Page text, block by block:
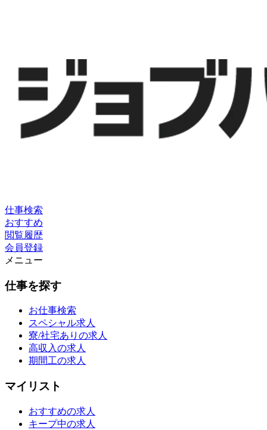
仕事検索
おすすめ
閲覧履歴
会員登録
メニュー
仕事を探す
お仕事検索
スペシャル求人
寮/社宅ありの求人
高収入の求人
期間工の求人
マイリスト
おすすめの求人
キープ中の求人